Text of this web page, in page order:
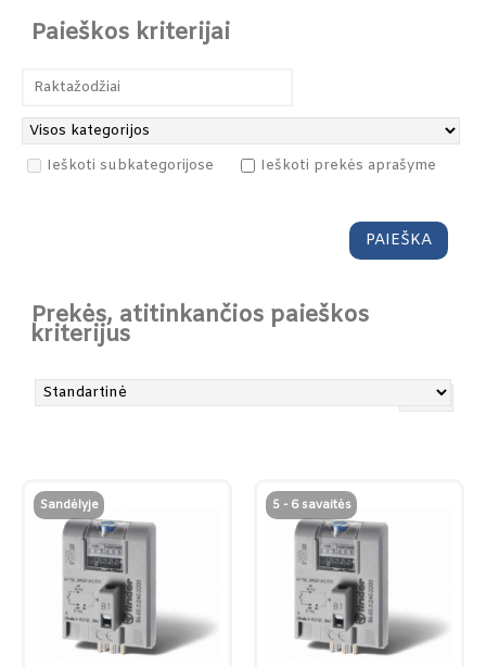
Paieškos kriterijai
Ieškoti subkategorijose Ieškoti prekės aprašyme
Prekės, atitinkančios paieškos
kriterijus
Sandėlyje 5 - 6 savaitės